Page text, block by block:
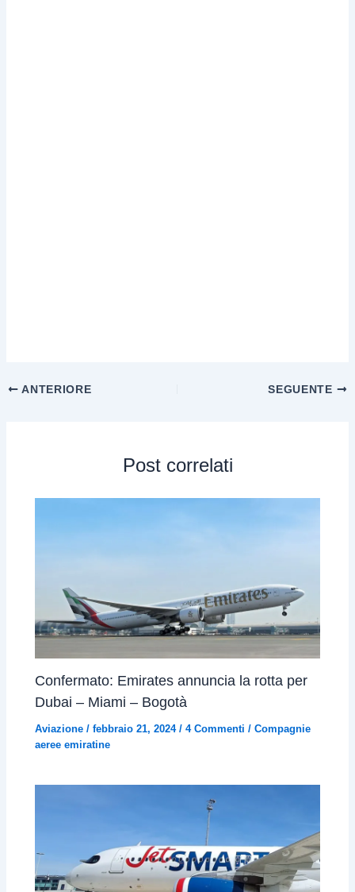
ANTERIORE SEGUENTE
Post correlati
Confermato: Emirates annuncia la rotta per
Dubai – Miami – Bogotà
Aviazione /febbraio 21, 2024/4 Commenti /Compagnie
aeree emiratine